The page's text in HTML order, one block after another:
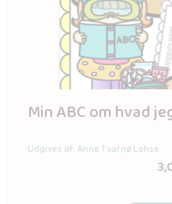
Min ABC om hvad
Udgives af: Anne Tvarnø Lohse